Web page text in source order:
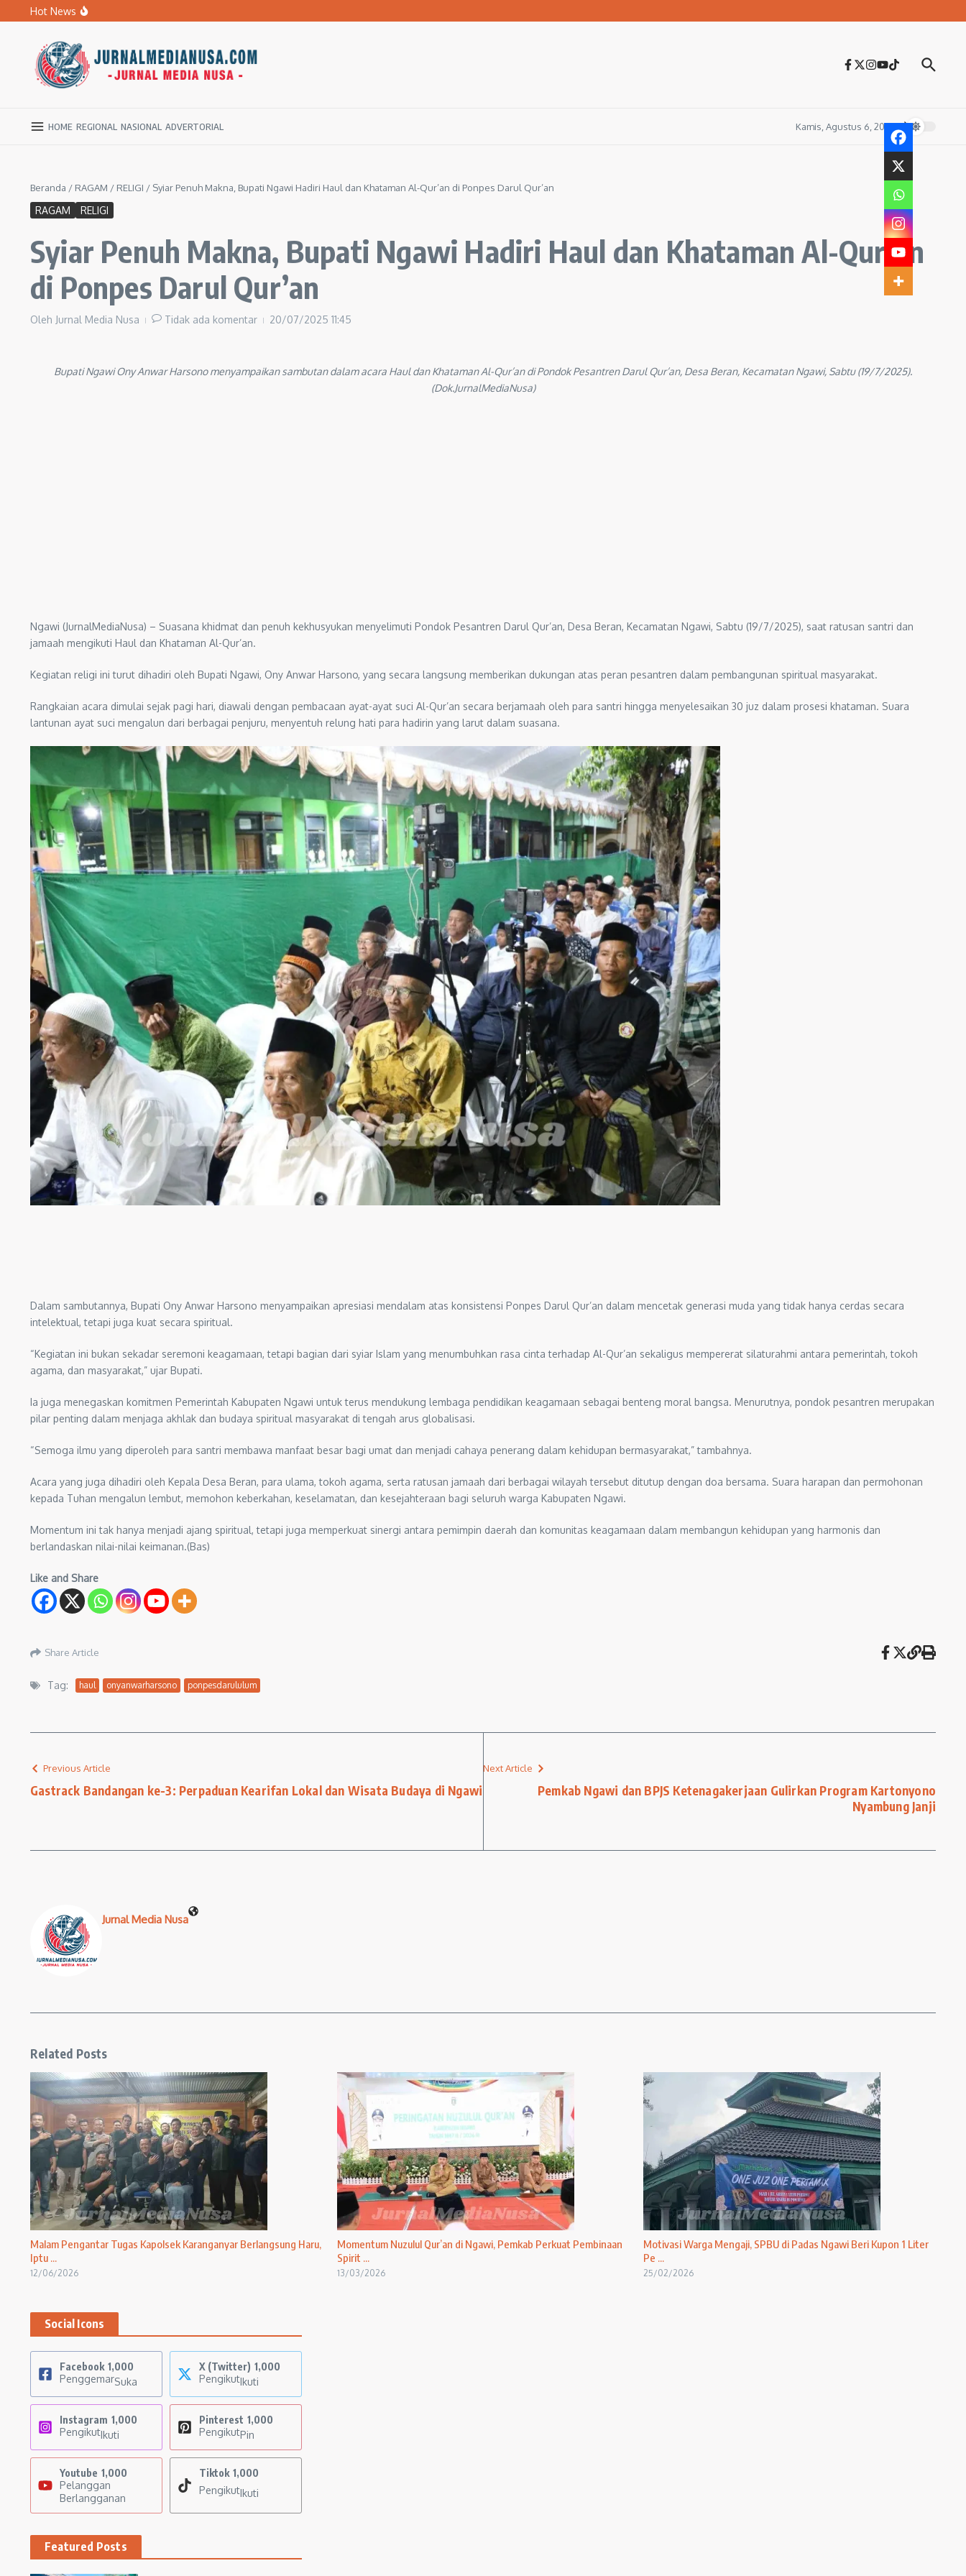
Lewati ke konten
Hot News
Kupas Pola Asuh Berbasis Otak Anak, SD Muhammadiyah 1 Ngawi Gelar Seminar Golden Parenting
HOME REGIONAL NASIONAL ADVERTORIAL Kamis, Agustus 6, 2026
Beranda / RAGAM / RELIGI / Syiar Penuh Makna, Bupati Ngawi Hadiri Haul dan Khataman Al-Qur’an di Ponpes Darul Qur’an
RAGAM RELIGI
Syiar Penuh Makna, Bupati Ngawi Hadiri Haul dan Khataman Al-Qur’an
di Ponpes Darul Qur’an
Oleh Jurnal Media Nusa Tidak ada komentar 20/07/2025 11:45
Bupati Ngawi Ony Anwar Harsono menyampaikan sambutan dalam acara Haul dan Khataman Al-Qur’an di Pondok Pesantren Darul Qur’an, Desa Beran, Kecamatan Ngawi, Sabtu (19/7/2025).
(Dok.JurnalMediaNusa)
Ngawi (JurnalMediaNusa) – Suasana khidmat dan penuh kekhusyukan menyelimuti Pondok Pesantren Darul Qur’an, Desa Beran, Kecamatan Ngawi, Sabtu (19/7/2025), saat ratusan santri dan
jamaah mengikuti Haul dan Khataman Al-Qur’an.
Kegiatan religi ini turut dihadiri oleh Bupati Ngawi, Ony Anwar Harsono, yang secara langsung memberikan dukungan atas peran pesantren dalam pembangunan spiritual masyarakat.
Rangkaian acara dimulai sejak pagi hari, diawali dengan pembacaan ayat-ayat suci Al-Qur’an secara berjamaah oleh para santri hingga menyelesaikan 30 juz dalam prosesi khataman. Suara
lantunan ayat suci mengalun dari berbagai penjuru, menyentuh relung hati para hadirin yang larut dalam suasana.
Dalam sambutannya, Bupati Ony Anwar Harsono menyampaikan apresiasi mendalam atas konsistensi Ponpes Darul Qur’an dalam mencetak generasi muda yang tidak hanya cerdas secara
intelektual, tetapi juga kuat secara spiritual.
“Kegiatan ini bukan sekadar seremoni keagamaan, tetapi bagian dari syiar Islam yang menumbuhkan rasa cinta terhadap Al-Qur’an sekaligus mempererat silaturahmi antara pemerintah, tokoh
agama, dan masyarakat,” ujar Bupati.
Ia juga menegaskan komitmen Pemerintah Kabupaten Ngawi untuk terus mendukung lembaga pendidikan keagamaan sebagai benteng moral bangsa. Menurutnya, pondok pesantren merupakan
pilar penting dalam menjaga akhlak dan budaya spiritual masyarakat di tengah arus globalisasi.
“Semoga ilmu yang diperoleh para santri membawa manfaat besar bagi umat dan menjadi cahaya penerang dalam kehidupan bermasyarakat,” tambahnya.
Acara yang juga dihadiri oleh Kepala Desa Beran, para ulama, tokoh agama, serta ratusan jamaah dari berbagai wilayah tersebut ditutup dengan doa bersama. Suara harapan dan permohonan
kepada Tuhan mengalun lembut, memohon keberkahan, keselamatan, dan kesejahteraan bagi seluruh warga Kabupaten Ngawi.
Momentum ini tak hanya menjadi ajang spiritual, tetapi juga memperkuat sinergi antara pemimpin daerah dan komunitas keagamaan dalam membangun kehidupan yang harmonis dan
berlandaskan nilai-nilai keimanan.(Bas)
Like and Share
Share Article
Tag: haul onyanwarharsono ponpesdarululum
Previous Article
Gastrack Bandangan ke-3: Perpaduan Kearifan Lokal dan Wisata Budaya di Ngawi
Next Article
Pemkab Ngawi dan BPJS Ketenagakerjaan Gulirkan Program Kartonyono
Nyambung Janji
Jurnal Media Nusa
Related Posts
Malam Pengantar Tugas Kapolsek Karanganyar Berlangsung Haru,
Iptu ...
12/06/2026
Momentum Nuzulul Qur’an di Ngawi, Pemkab Perkuat Pembinaan
Spirit ...
13/03/2026
Motivasi Warga Mengaji, SPBU di Padas Ngawi Beri Kupon 1 Liter
Pe ...
25/02/2026
Social Icons
Facebook 1,000
PenggemarSuka
X (Twitter) 1,000
PengikutIkuti
Instagram 1,000
PengikutIkuti
Pinterest 1,000
PengikutPin
Youtube 1,000
Pelanggan
Berlangganan
Tiktok 1,000
PengikutIkuti
Featured Posts